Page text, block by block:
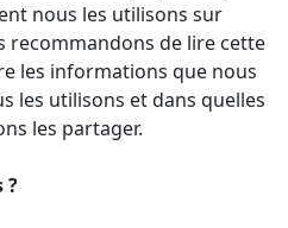
nous les utilisons sur
recommandons de lire cette
les informations que nous
les utilisons et dans quelles
les partager.
?